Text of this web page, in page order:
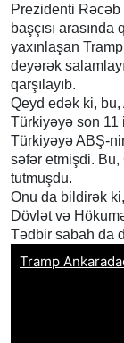
Prezidenti Rəcəb
başçısı
yaxınlaşan
deyərək
qarşılayıb.
Qeyd edək ki,
Türkiyəyə son 11
Türkiyəyə ABŞ-
səfər etmişdi.
tutmuşdu.
Onu da bildirək
Dövlət və
Tədbir sabah da